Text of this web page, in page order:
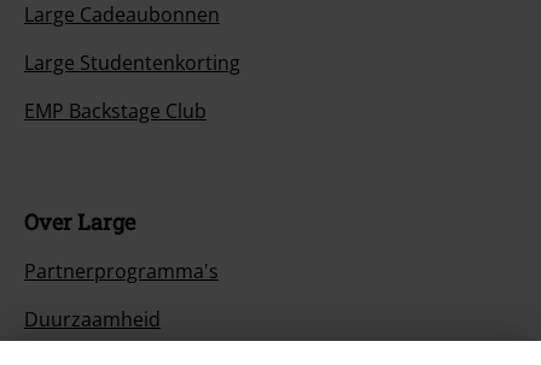
Large Cadeaubonnen
Large Studentenkorting
EMP Backstage Club
Over Large
Partnerprogramma's
Duurzaamheid